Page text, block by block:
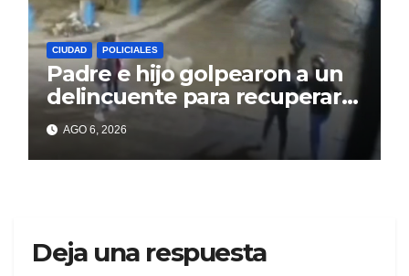
CIUDAD POLICIALES
Padre e hijo golpearon a un
delincuente para recuperar
un celular robado en Berisso
AGO 6, 2026
Deja una respuesta